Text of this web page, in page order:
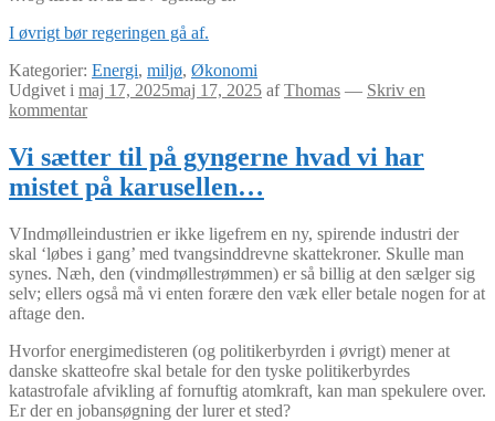
I øvrigt bør regeringen gå af.
Kategorier: Energi, miljø, Økonomi
Udgivet i maj 17, 2025maj 17, 2025 afThomas — Skriv en
kommentar
Vi sætter til på gyngerne hvad vi har
mistet på karusellen…
VIndmølleindustrien er ikke ligefrem en ny, spirende industri der
skal ‘løbes i gang’ med tvangsinddrevne skattekroner. Skulle man
synes. Næh, den (vindmøllestrømmen) er så billig at den sælger sig
selv; ellers også må vi enten forære den væk eller betale nogen for at
aftage den.
Hvorfor energimedisteren (og politikerbyrden i øvrigt) mener at
danske skatteofre skal betale for den tyske politikerbyrdes
katastrofale afvikling af fornuftig atomkraft, kan man spekulere over.
Er der en jobansøgning der lurer et sted?